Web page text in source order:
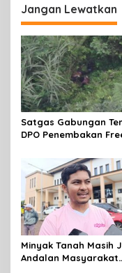
Rakyat
Jangan Lewatkan
Satgas Gabungan
DPO Penembakan
Minyak Tanah Masih
Andalan Masyarakat